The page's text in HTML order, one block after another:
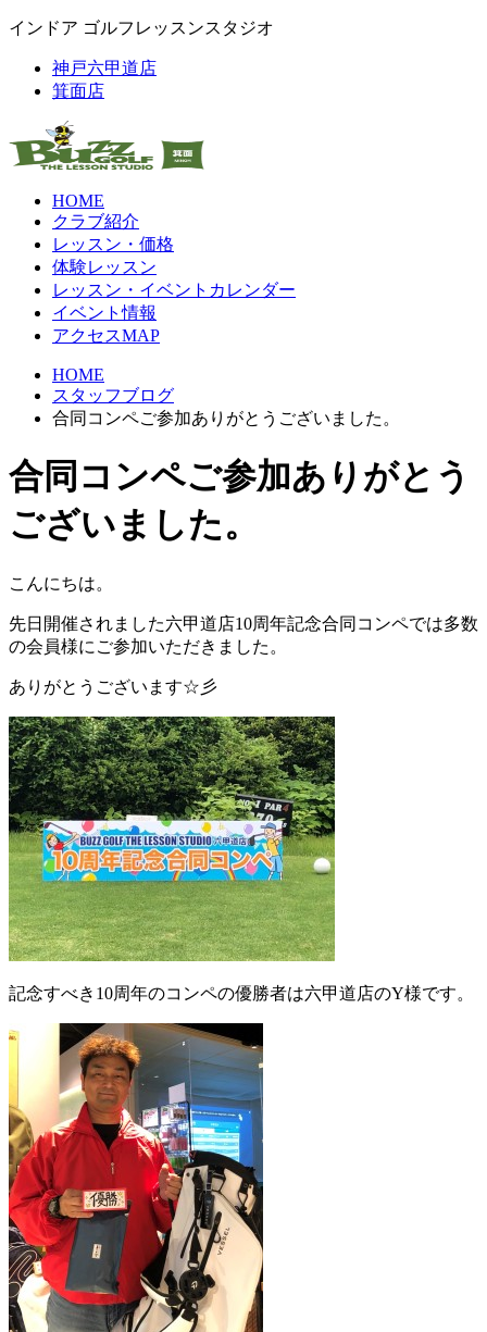
インドア ゴルフレッスンスタジオ
神戸六甲道店
箕面店
HOME
クラブ紹介
レッスン・価格
体験レッスン
レッスン・イベントカレンダー
イベント情報
アクセスMAP
HOME
スタッフブログ
合同コンペご参加ありがとうございました。
合同コンペご参加ありがとう
ございました。
こんにちは。
先日開催されました六甲道店10周年記念合同コンペでは多数
の会員様にご参加いただきました。
ありがとうございます☆彡
記念すべき10周年のコンペの優勝者は六甲道店のY様です。